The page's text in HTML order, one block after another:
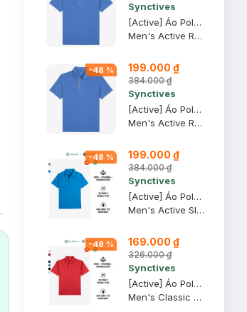
Synctives
[Active] Áo Polo Nam Synctives Regular Fit, Xanh Lam, XS - SMPO08
Men's Active Regular Fit Polo Shirt
-48 % 199.000 ₫
384.000 ₫
Synctives
[Active] Áo Polo Nam Synctives Regular Fit, Xanh Lam, M - SMPO08
Men's Active Regular Fit Polo Shirt
-48 % 199.000 ₫
384.000 ₫
Synctives
[Active] Áo Polo Nam Synctives Slim Fit, Xanh Biển, M - SMPO0010
Men's Active Slim Fit Polo Shirt
-48 % 169.000 ₫
326.000 ₫
Synctives
[Active] Áo Polo Nam Synctives Classic Fit, Đỏ Rượu, XL - CMPO0013
Men's Classic Fit Polo Shirt